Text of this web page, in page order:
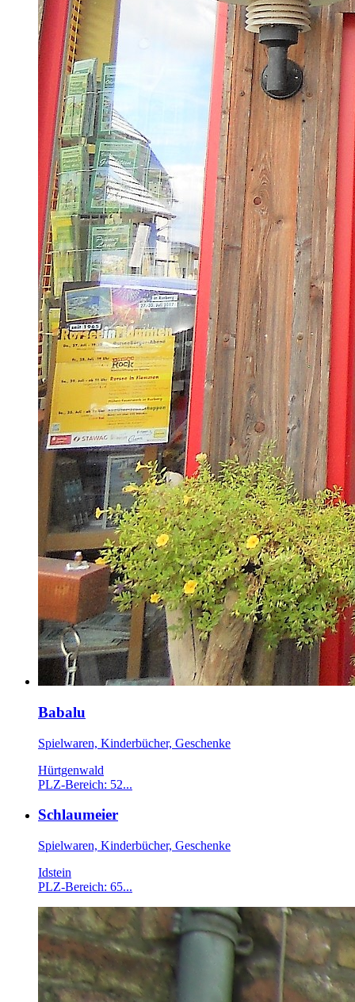
Babalu
Spielwaren, Kinderbücher, Geschenke
Hürtgenwald
PLZ-Bereich: 52...
Schlaumeier
Spielwaren, Kinderbücher, Geschenke
Idstein
PLZ-Bereich: 65...